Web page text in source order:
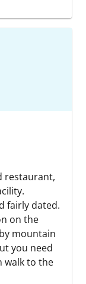
restaurant,
fairly dated.
on the
mountain
you need
walk to the